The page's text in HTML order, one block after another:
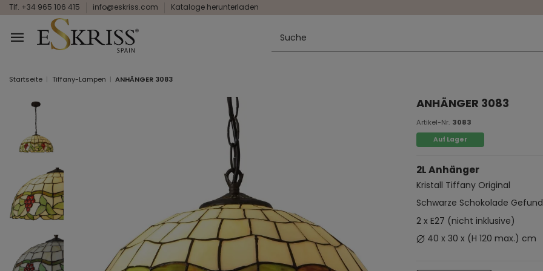
Tlf. +34 965 106 415 info@eskriss.com Kataloge herunterladen
Startseite Tiffany-Lampen ANHÄNGER 3083
ANHÄNGER 3083
Artikel-Nr. 3083
Auf Lager
2L Anhänger
Kristall Tiffany Original
Schwarze Schokolade
2 x E27 (nicht inklusive)
40 x 30 x (H 120 max.) cm